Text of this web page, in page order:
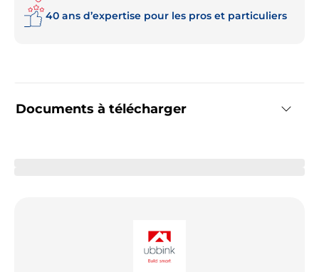
Documents à télécharger
40 ans d’expertise pour les pros et particuliers